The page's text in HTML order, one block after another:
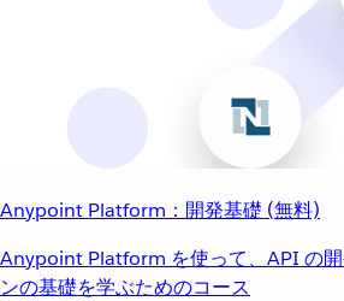
Anypoint Platform：開発基礎 (無料)
Anypoint Platform を使って、API の開
ンの基礎を学ぶためのコース